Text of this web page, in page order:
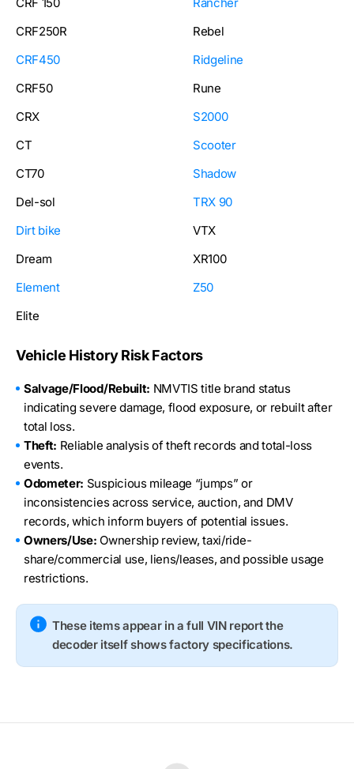
CRF250R
CRF450
CRF50
CRX
CT
CT70
Del-sol
Dirt bike
Dream
Element
Elite
Rebel
Ridgeline
Rune
S2000
Scooter
Shadow
TRX 90
VTX
XR100
Z50
Vehicle History Risk Factors
Salvage/Flood/Rebuilt: NMVTIS title brand status
indicating severe damage, flood exposure, or rebuilt after
total loss.
Theft: Reliable analysis of theft records and total-loss
events.
Odometer: Suspicious mileage “jumps” or
inconsistencies across service, auction, and DMV
records, which inform buyers of potential issues.
Owners/Use: Ownership review, taxi/ride-
share/commercial use, liens/leases, and possible usage
restrictions.
These items appear in a full VIN report the
decoder itself shows factory specifications.